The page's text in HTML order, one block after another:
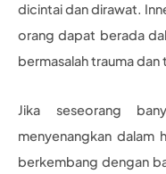
dicintai dan dirawat.
orang dapat berada
bermasalah trauma dan
Jika seseorang
menyenangkan dalam
berkembang dengan